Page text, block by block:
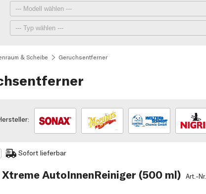
& Scheibe Geruchsentferner
Sofort lieferbar
Xtreme AutoInnenReiniger (500 ml) Art.-Nr.